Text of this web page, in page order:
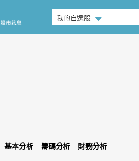
我的自選股
基本分析 籌碼分析 財務分析